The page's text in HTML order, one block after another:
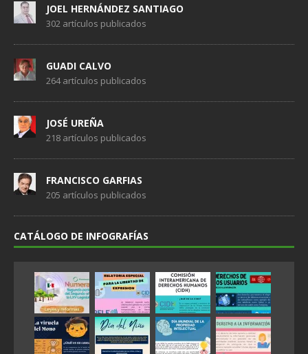
JOEL HERNÁNDEZ SANTIAGO
302 artículos publicados
GUADI CALVO
264 artículos publicados
JOSÉ UREÑA
218 artículos publicados
FRANCISCO GARFIAS
205 artículos publicados
CATÁLOGO DE INFOGRAFÍAS